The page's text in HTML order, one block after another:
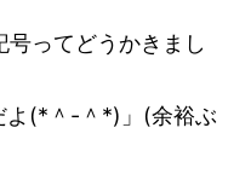
ってどうかきまし
よ(*＾-＾*)」(余裕ぶ